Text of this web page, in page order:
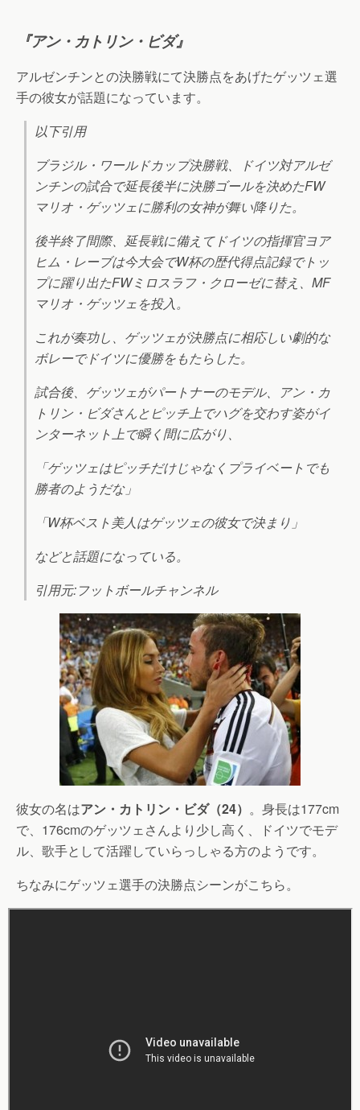
『アン・カトリン・ビダ』
アルゼンチンとの決勝戦にて決勝点をあげたゲッツェ選
手の彼女が話題になっています。
以下引用
ブラジル・ワールドカップ決勝戦、ドイツ対アルゼ
ンチンの試合で延長後半に決勝ゴールを決めたFW
マリオ・ゲッツェに勝利の女神が舞い降りた。
後半終了間際、延長戦に備えてドイツの指揮官ヨア
ヒム・レーブは今大会でW杯の歴代得点記録でトッ
プに躍り出たFWミロスラフ・クローゼに替え、MF
マリオ・ゲッツェを投入。
これが奏功し、ゲッツェが決勝点に相応しい劇的な
ボレーでドイツに優勝をもたらした。
試合後、ゲッツェがパートナーのモデル、アン・カ
トリン・ビダさんとピッチ上でハグを交わす姿がイ
ンターネット上で瞬く間に広がり、
「ゲッツェはピッチだけじゃなくプライベートでも
勝者のようだな」
「W杯ベスト美人はゲッツェの彼女で決まり」
などと話題になっている。
引用元:フットボールチャンネル
彼女の名はアン・カトリン・ビダ（24） 。身長は177cm
で、176cmのゲッツェさんより少し高く、ドイツでモデ
ル、歌手として活躍していらっしゃる方のようです。
ちなみにゲッツェ選手の決勝点シーンがこちら。